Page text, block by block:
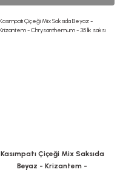
Kasımpatı Çiçeği Mix Saksıda
Beyaz - Krizantem -